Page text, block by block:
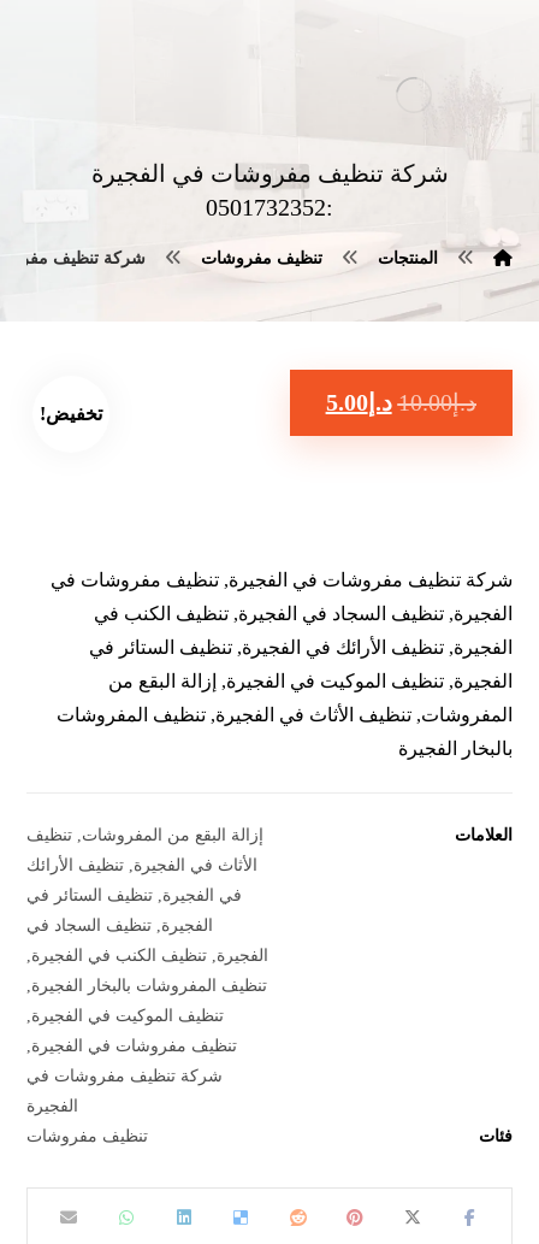
شركة تنظيف مفروشات في الفجيرة
:0501732352
المنتجات تنظيف مفروشات شركة تنظيف مفروشات في
تخفيض! د.إ10.00 د.إ5.00
شركة تنظيف مفروشات في الفجيرة, تنظيف مفروشات في
الفجيرة, تنظيف السجاد في الفجيرة, تنظيف الكنب في
الفجيرة, تنظيف الأرائك في الفجيرة, تنظيف الستائر في
الفجيرة, تنظيف الموكيت في الفجيرة, إزالة البقع من
المفروشات, تنظيف الأثاث في الفجيرة, تنظيف المفروشات
بالبخار الفجيرة
العلامات إزالة البقع من المفروشات تنظيف
الأثاث في الفجيرة تنظيف الأرائك
في الفجيرة تنظيف الستائر في
الفجيرة تنظيف السجاد في
الفجيرة تنظيف الكنب في الفجيرة
تنظيف المفروشات بالبخار الفجيرة
تنظيف الموكيت في الفجيرة
تنظيف مفروشات في الفجيرة
شركة تنظيف مفروشات في
الفجيرة
فئات
تنظيف مفروشات